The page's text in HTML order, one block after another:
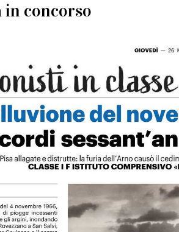
in concorso